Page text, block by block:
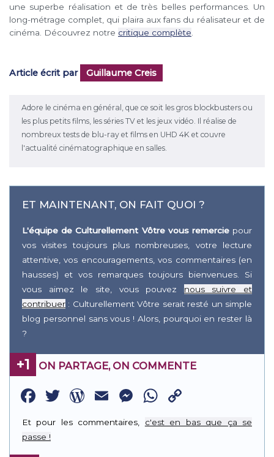
une superbe réalisation et de très belles performances. Un
long-métrage complet, qui plaira aux fans du réalisateur et de
cinéma. Découvrez notre critique complète
Article écrit par Guillaume Creis
Adore le cinéma en général, que ce soit les gros blockbusters ou
les plus petits films, les séries TV et les jeux vidéo. Il réalise de
nombreux tests de blu-ray et films en UHD 4K et couvre
l'actualité cinématographique en salles.
ET MAINTENANT, ON FAIT QUOI ?
L'équipe de Culturellement Vôtre vous remerciepour
vos visites toujours plus nombreuses, votre lecture
attentive, vos encouragements, vos commentaires (en
hausses) et vos remarques toujours bienvenues. Si
vous aimez le site, vous pouvez nous suivre et
contribuer : Culturellement Vôtre serait resté un simple
blog personnel sans vous ! Alors, pourquoi en rester là
?
+1 ON PARTAGE, ON COMMENTE
Facebook
Twitter
WordPress
EmailMessenger
WhatsApp
Link
Et pour les commentaires, c'est en bas que ça se
passe !